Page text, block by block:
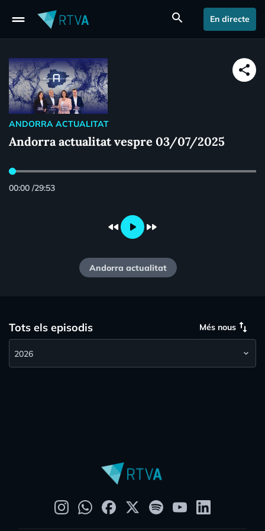
drag_handle search En directe
share
ANDORRA ACTUALITAT
Andorra actualitat vespre 03/07/2025
00:00 /29:53
fast_rewind play_arrow fast_forward
Andorra actualitat
Tots els episodis Més nous swap_vert